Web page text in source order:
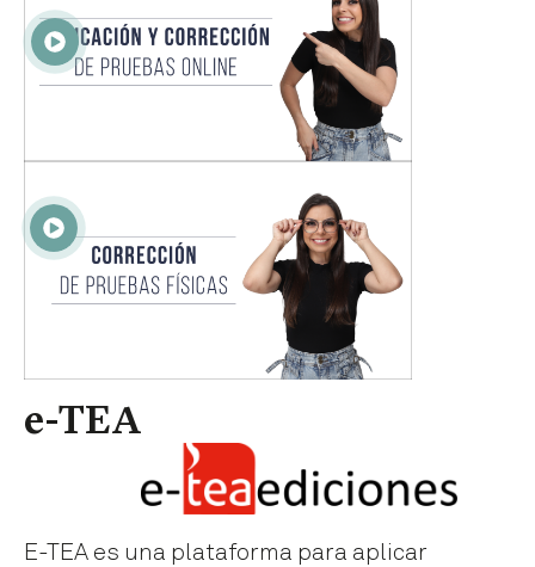
e-TEA
E-TEA es una plataforma para aplicar